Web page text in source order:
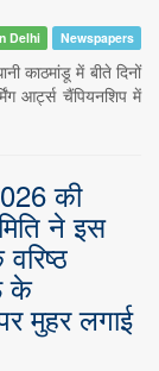
Delhi Newspapers
काठमांडू में बीते दिनों
आर्ट्स चैंपियनशिप में
की
ने इस
के
मुहर लगाई